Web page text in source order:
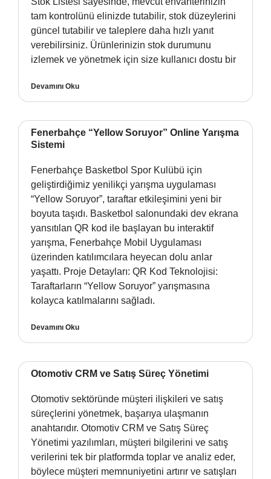
tam kontrolünü elinizde tutabilir, stok düzeylerini
güncel tutabilir ve taleplere daha hızlı yanıt
verebilirsiniz. Ürünlerinizin stok durumunu
izlemek ve yönetmek için size kullanıcı dostu bir
Devamını Oku
Fenerbahçe “Yellow Soruyor” Online Yarışma
Sistemi
Fenerbahçe Basketbol Spor Kulübü için
geliştirdiğimiz yenilikçi yarışma uygulaması
“Yellow Soruyor”, taraftar etkileşimini yeni bir
boyuta taşıdı. Basketbol salonundaki dev ekrana
yansıtılan QR kod ile başlayan bu interaktif
yarışma, Fenerbahçe Mobil Uygulaması
üzerinden katılımcılara heyecan dolu anlar
yaşattı. Proje Detayları: QR Kod Teknolojisi:
Taraftarların “Yellow Soruyor” yarışmasına
kolayca katılmalarını sağladı.
Devamını Oku
Otomotiv CRM ve Satış Süreç Yönetimi
Otomotiv sektöründe müşteri ilişkileri ve satış
süreçlerini yönetmek, başarıya ulaşmanın
anahtarıdır. Otomotiv CRM ve Satış Süreç
Yönetimi yazılımları, müşteri bilgilerini ve satış
verilerini tek bir platformda toplar ve analiz eder,
böylece müşteri memnuniyetini artırır ve satışları